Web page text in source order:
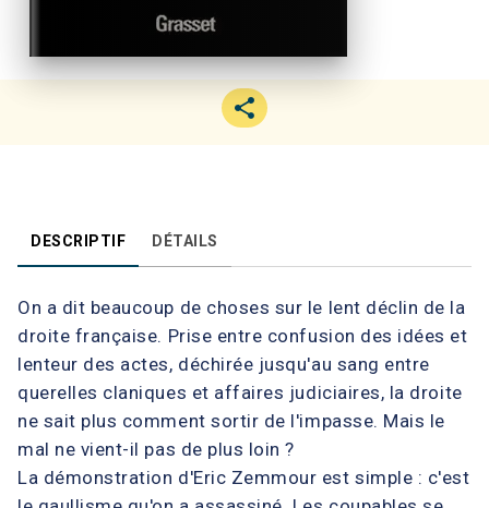
DESCRIPTIF DÉTAILS
On a dit beaucoup de choses sur le lent déclin de la
droite française. Prise entre confusion des idées et
lenteur des actes, déchirée jusqu'au sang entre
querelles claniques et affaires judiciaires, la droite
ne sait plus comment sortir de l'impasse. Mais le
mal ne vient-il pas de plus loin ?
La démonstration d'Eric Zemmour est simple : c'est